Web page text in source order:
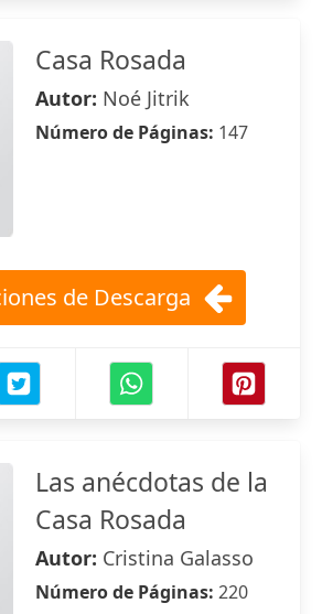
Casa Rosada
Autor: Noé Jitrik
Número de Páginas: 147
de Descarga
Las anécdotas de la
Casa Rosada
Autor: Cristina Galasso
Número de Páginas: 220